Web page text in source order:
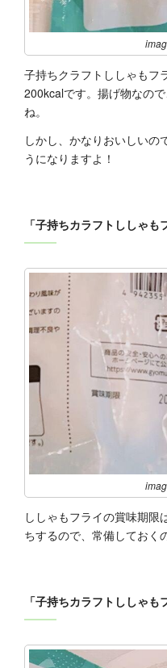
子持ちクラフトししゃもフ
200kcalです。揚げ物なの
ね。
しかし、かなりおいしいの
うになりますよ！
「子持ちカラフトししゃも
ししゃもフライの賞味期
ちするので、常備しておく
「子持ちカラフトししゃも